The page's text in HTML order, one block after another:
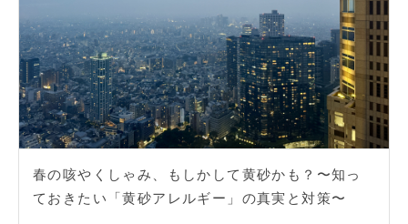
春の咳やくしゃみ、もしかして黄砂かも？〜知っ
ておきたい「黄砂アレルギー」の真実と対策〜